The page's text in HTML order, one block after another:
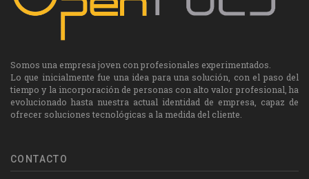
Somos una empresa joven con profesionales experimentados.
Lo que inicialmente fue una idea para una solución, con el paso del
tiempo y la incorporación de personas con alto valor profesional, ha
evolucionado hasta nuestra actual identidad de empresa, capaz de
ofrecer soluciones tecnológicas a la medida del cliente.
CONTACTO